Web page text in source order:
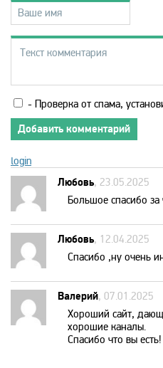
History
Hollywood
ICTV
Kazakh TV KZ
KazSport
MTV 00s
- Проверка от спама,
Добавить комментарий
login
Любовь, 23.05.2025
Большое спасибо за
Любовь, 12.04.2025
Спасибо ,ну очень
Валерий, 07.01.2025
Хороший сайт,
хорошие каналы.
Спасибо что вы есть!